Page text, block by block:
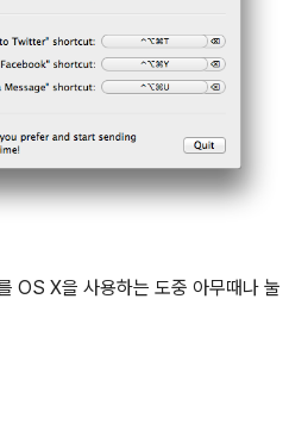
OS X을 사용하는 도중 아무때나 눌